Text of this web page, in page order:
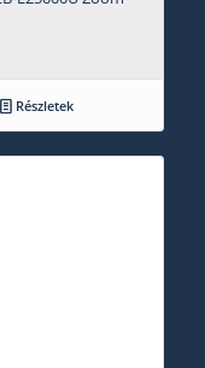
Részletek